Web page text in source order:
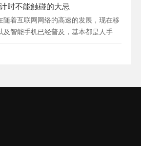
时不能触碰的大忌
着互联网网络的高速的发展，现在移
及智能手机已经普及，基本都是人手